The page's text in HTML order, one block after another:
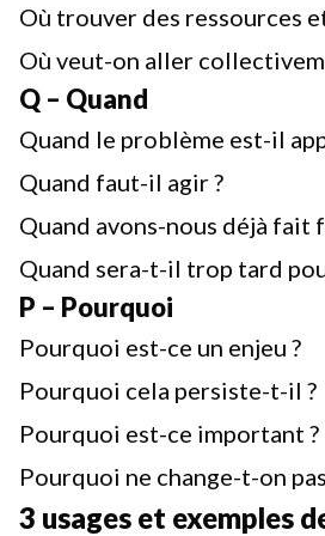
Où trouver des ressources
Où veut-on aller
Q – Quand
Quand le problème est-il
Quand faut-il agir ?
Quand avons-nous déjà fait
Quand sera-t-il trop tard
P – Pourquoi
Pourquoi est-ce un enjeu ?
Pourquoi cela persiste-t-il ?
Pourquoi est-ce important ?
Pourquoi ne change-t-on
3 usages et exemples